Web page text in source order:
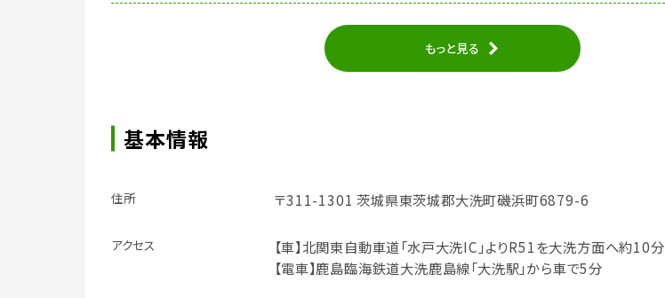
もっと見る
基本情報
住所 〒311-1301 茨城県東茨城郡大洗町磯浜町6879-6
アクセス
【車】北関東自動車道「水戸大洗IC」よりR51を大洗方面へ約10分
【電車】鹿島臨海鉄道大洗鹿島線「大洗駅」から車で5分